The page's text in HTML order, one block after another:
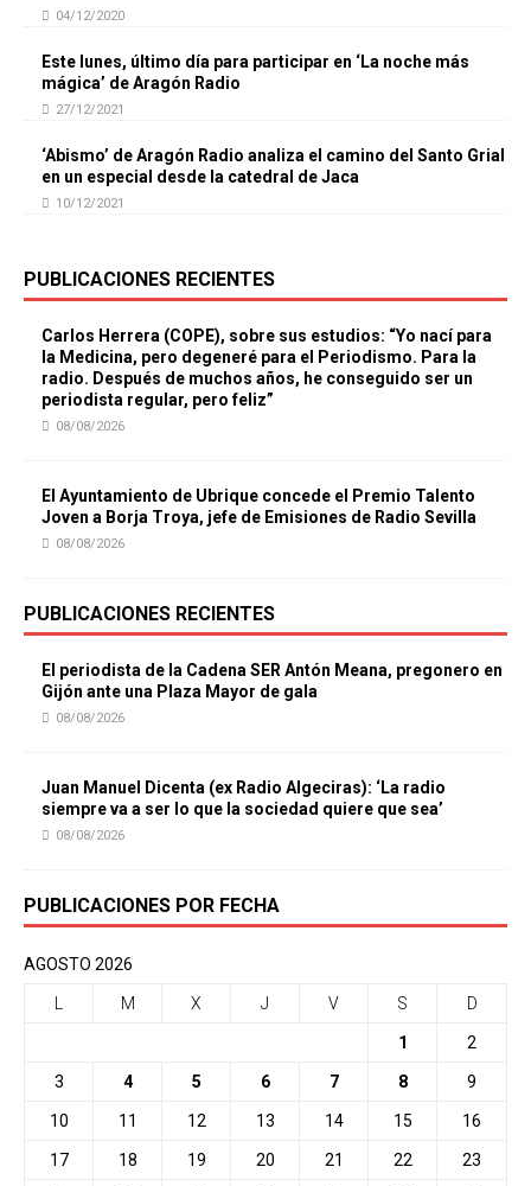
04/12/2020
Este lunes, último día para participar en ‘La noche más
mágica’ de Aragón Radio
27/12/2021
‘Abismo’ de Aragón Radio analiza el camino del Santo Grial
en un especial desde la catedral de Jaca
10/12/2021
PUBLICACIONES RECIENTES
Carlos Herrera (COPE), sobre sus estudios: “Yo nací para
la Medicina, pero degeneré para el Periodismo. Para la
radio. Después de muchos años, he conseguido ser un
periodista regular, pero feliz”
08/08/2026
El Ayuntamiento de Ubrique concede el Premio Talento
Joven a Borja Troya, jefe de Emisiones de Radio Sevilla
08/08/2026
PUBLICACIONES RECIENTES
El periodista de la Cadena SER Antón Meana, pregonero en
Gijón ante una Plaza Mayor de gala
08/08/2026
Juan Manuel Dicenta (ex Radio Algeciras): ‘La radio
siempre va a ser lo que la sociedad quiere que sea’
08/08/2026
PUBLICACIONES POR FECHA
AGOSTO 2026
M X J V S D
1 2
3 4 5 6 7 8 9
10 11 12 13 14 15 16
17 18 19 20 21 22 23